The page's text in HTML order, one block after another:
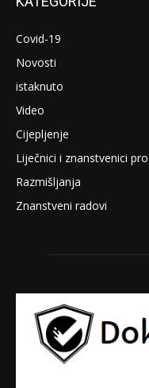
Covid-19
Novosti
istaknuto
Video
Cijepljenje
Liječnici i znanstvenici
Razmišljanja
Znanstveni radovi